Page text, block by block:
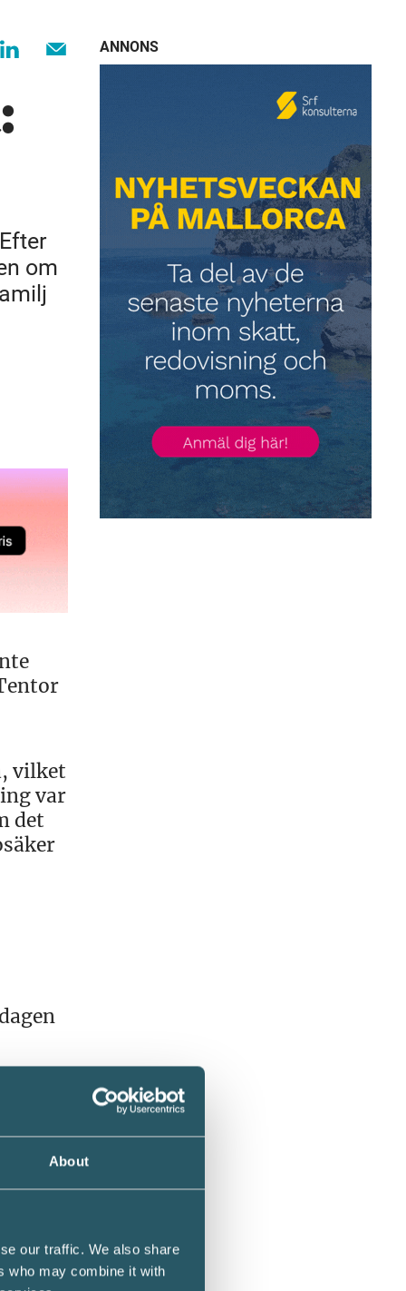
About
our traffic. We also share
who may combine it with
om
vilket
var
det
på
ANNONS